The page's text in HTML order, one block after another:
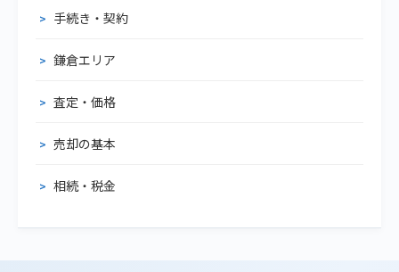
手続き・契約
鎌倉エリア
査定・価格
売却の基本
相続・税金